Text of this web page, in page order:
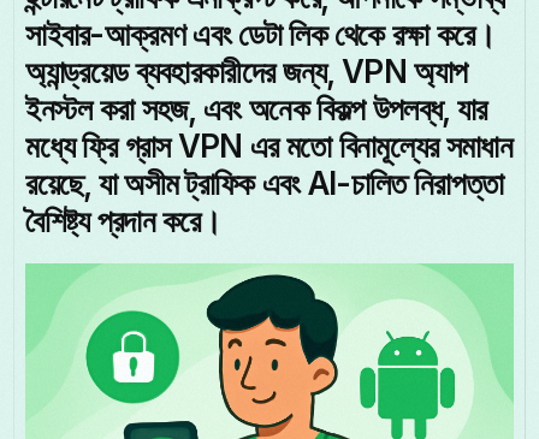
সাইবার-আক্রমণ এবং ডেটা লিক থেকে রক্ষা করে।
অ্যান্ড্রয়েড ব্যবহারকারীদের জন্য, VPN অ্যাপ
ইনস্টল করা সহজ, এবং অনেক বিকল্প উপলব্ধ, যার
মধ্যে ফ্রি গ্রাস VPN এর মতো বিনামূল্যের সমাধান
রয়েছে, যা অসীম ট্রাফিক এবং AI-চালিত নিরাপত্তা
বৈশিষ্ট্য প্রদান করে।